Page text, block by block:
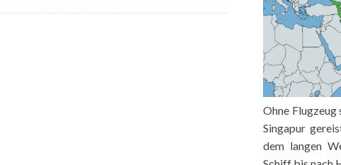
Ohne Flugzeug
Singapur
dem langen